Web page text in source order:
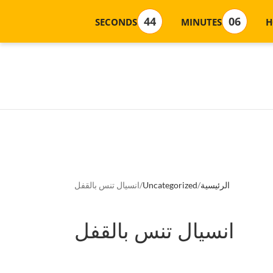
الرئيسية Uncategorized انسيال تنس بالقفل
انسيال تنس بالقفل
6
0
MINUTES
4
4
SECONDS